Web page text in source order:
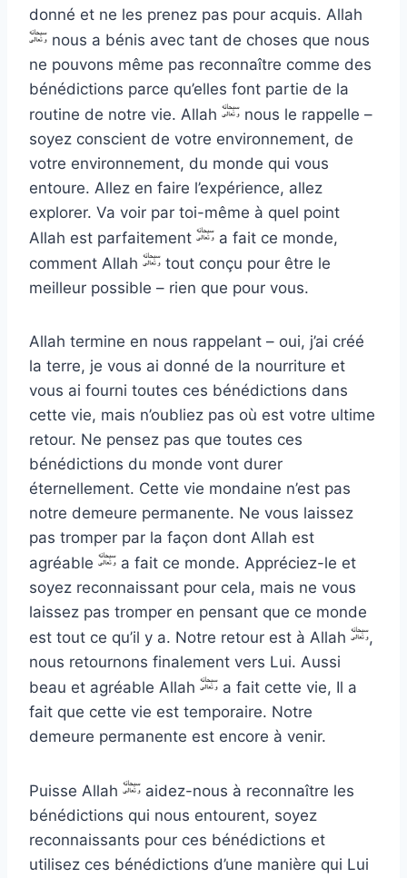
donné et ne les prenez pas pour acquis. Allah
nous a bénis avec tant de choses que nous
ne pouvons même pas reconnaître comme des
bénédictions parce qu’elles font partie de la
routine de notre vie. Allah
nous le rappelle –
soyez conscient de votre environnement, de
votre environnement, du monde qui vous
entoure. Allez en faire l’expérience, allez
explorer. Va voir par toi-même à quel point
Allah est parfaitement
a fait ce monde,
comment Allah
tout conçu pour être le
meilleur possible – rien que pour vous.
Allah termine en nous rappelant – oui, j’ai créé
la terre, je vous ai donné de la nourriture et
vous ai fourni toutes ces bénédictions dans
cette vie, mais n’oubliez pas où est votre ultime
retour. Ne pensez pas que toutes ces
bénédictions du monde vont durer
éternellement. Cette vie mondaine n’est pas
notre demeure permanente. Ne vous laissez
pas tromper par la façon dont Allah est
agréable
a fait ce monde. Appréciez-le et
soyez reconnaissant pour cela, mais ne vous
laissez pas tromper en pensant que ce monde
est tout ce qu’il y a. Notre retour est à Allah
,
nous retournons finalement vers Lui. Aussi
beau et agréable Allah
a fait cette vie, Il a
fait que cette vie est temporaire. Notre
demeure permanente est encore à venir.
Puisse Allah
aidez-nous à reconnaître les
bénédictions qui nous entourent, soyez
reconnaissants pour ces bénédictions et
utilisez ces bénédictions d’une manière qui Lui